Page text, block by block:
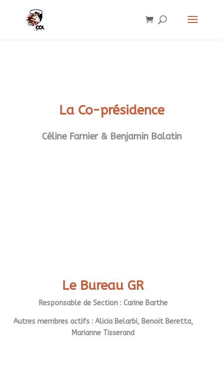
La Co-présidence
Céline Farnier & Benjamin Balatin
Le Bureau GR
Responsable de Section : Carine Barthe
Autres membres actifs : Alicia Belarbi, Benoit Beretta,
Marianne Tisserand